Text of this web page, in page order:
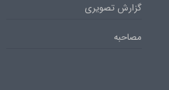
گزارش تصویری
مصاحبه